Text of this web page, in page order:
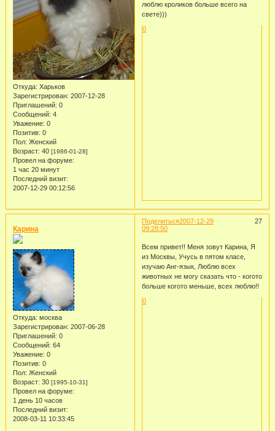
Откуда: Харьков
Зарегистрирован: 2007-12-28
Приглашений: 0
Сообщений: 4
Уважение: 0
Позитив: 0
Пол: Женский
Возраст: 40 [1986-01-28]
Провел на форуме:
1 час 20 минут
Последний визит:
2007-12-29 00:12:56
люблю кроликов больше всего на
свете)))
0
Поделиться 27
2007-12-29
09:28:50
Карина
Откуда: москва
Зарегистрирован: 2007-06-28
Приглашений: 0
Сообщений: 64
Уважение: 0
Позитив: 0
Пол: Женский
Возраст: 30 [1995-10-31]
Провел на форуме:
1 день 10 часов
Последний визит:
2008-03-11 10:33:45
Всем привет!! Меня зовут Карина, Я
из Москвы, Учусь в пятом класе,
изучаю Анг-язык, Люблю всех
животных не могу сказать что - когото
больше когото меньше, всех люблю!!
0